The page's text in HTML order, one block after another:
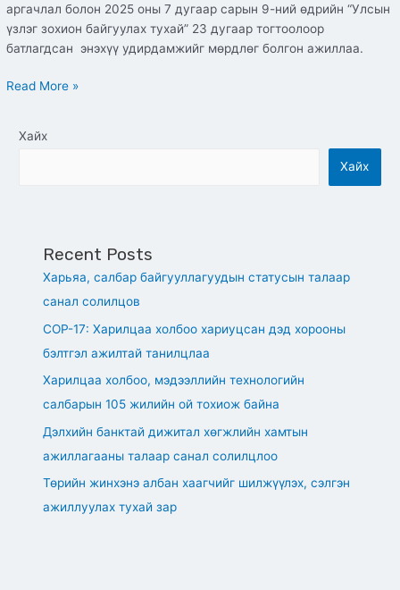
аргачлал болон 2025 оны 7 дугаар сарын 9-ний өдрийн “Улсын
үзлэг зохион байгуулах тухай” 23 дугаар тогтоолоор
батлагдсан энэхүү удирдамжийг мөрдлөг болгон ажиллаа.
Read More »
Хайх
Хайх
Recent Posts
Харьяа, салбар байгууллагуудын статусын талаар
санал солилцов
СОР-17: Харилцаа холбоо хариуцсан дэд хорооны
бэлтгэл ажилтай танилцлаа
Харилцаа холбоо, мэдээллийн технологийн
салбарын 105 жилийн ой тохиож байна
Дэлхийн банктай дижитал хөгжлийн хамтын
ажиллагааны талаар санал солилцлоо
Төрийн жинхэнэ албан хаагчийг шилжүүлэх, сэлгэн
ажиллуулах тухай зар